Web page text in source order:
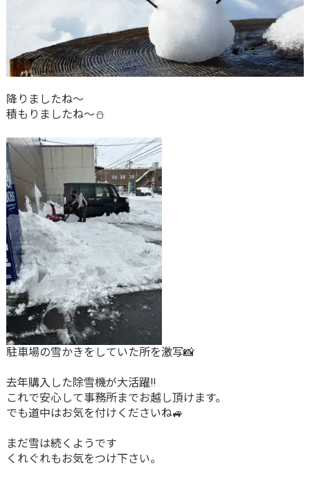
降りましたね～
積もりましたね～⛄
駐車場の雪かきをしていた所を激写📸
去年購入した除雪機が大活躍‼️
これで安心して事務所までお越し頂けます。
でも道中はお気を付けくださいね🚙
まだ雪は続くようです
くれぐれもお気をつけ下さい。